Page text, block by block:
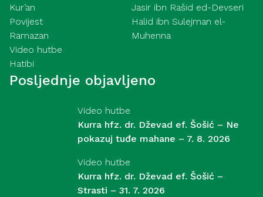
Kur’an
Povijest
Ramazan
Video hutbe
Hatibi
Jasir ibn Rašid ed-Devseri
Halid ibn Sulejman el-
Muhenna
Posljednje objavljeno
Video hutbe
Kurra hfz. dr. Dževad ef. Šošić – Ne
pokazuj tuđe mahane – 7. 8. 2026
Video hutbe
Kurra hfz. dr. Dževad ef. Šošić –
Strasti – 31. 7. 2026